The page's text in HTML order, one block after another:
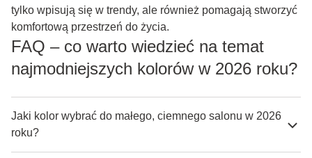
tylko wpisują się w trendy, ale również pomagają stworzyć
komfortową przestrzeń do życia.
FAQ – co warto wiedzieć na temat
najmodniejszych kolorów w 2026 roku?
Jaki kolor wybrać do małego, ciemnego salonu w 2026
roku?